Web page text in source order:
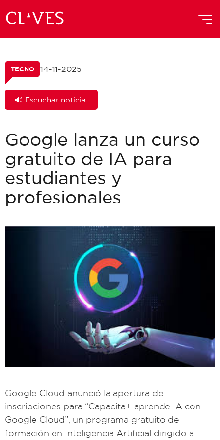
TECNO 14-11-2025
🔊 Escuchar noticia.
Google lanza un curso
gratuito de IA para
estudiantes y
profesionales
Google Cloud anunció la apertura de
inscripciones para “Capacita+ aprende IA con
Google Cloud”, un programa gratuito de
formación en Inteligencia Artificial dirigido a